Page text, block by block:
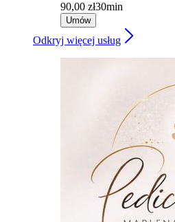
90,00 zł30min
Umów
Odkryj więcej usług